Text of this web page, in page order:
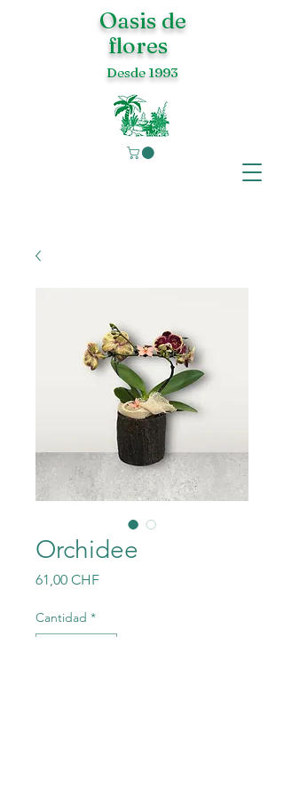
Oasis de
flores
Desde 1993
Orchidee
61,00 CHFPrecio
Cantidad *